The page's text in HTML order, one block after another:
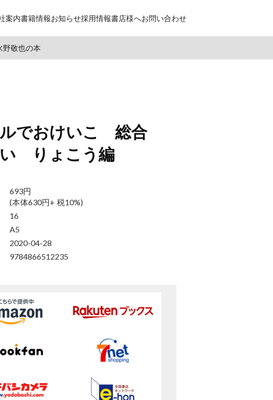
案内書籍情報お知らせ採用情報書店様へお問い合わせ
野敬也の本
ルでおけいこ 総合
い りょこう編
693円
(本体630円+ 税10%)
16
A5
2020-04-28
9784866512235